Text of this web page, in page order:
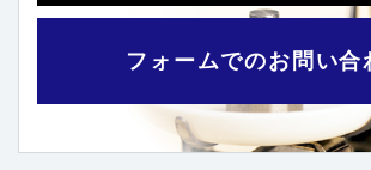
フォームでのお問い合